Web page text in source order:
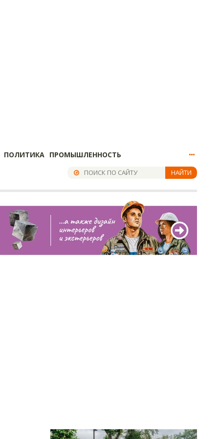
ПОЛИТИКА ПРОМЫШЛЕННОСТЬ
НАЙТИ